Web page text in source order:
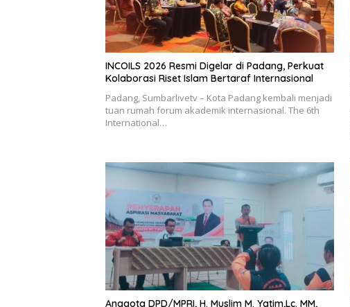
INCOILS 2026 Resmi Digelar di Padang, Perkuat
Kolaborasi Riset Islam Bertaraf Internasional
Padang, Sumbarlivetv – Kota Padang kembali menjadi
tuan rumah forum akademik internasional. The 6th
International…
Anggota DPD/MPRI, H. Muslim M. Yatim,Lc. MM,